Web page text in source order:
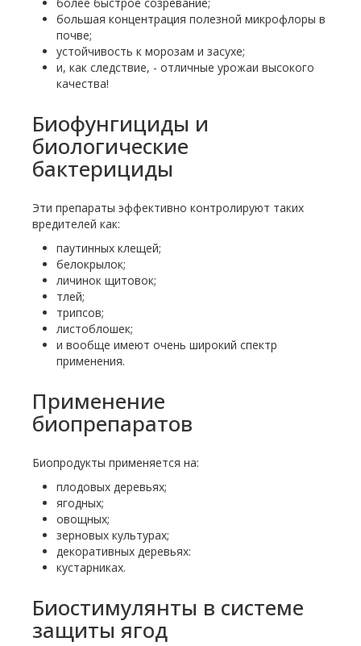
более быстрое созревание;
большая концентрация полезной микрофлоры в
почве;
устойчивость к морозам и засухе;
и, как следствие, - отличные урожаи высокого
качества!
Биофунгициды и
биологические
бактерициды
Эти препараты эффективно контролируют таких
вредителей как:
паутинных клещей;
белокрылок;
личинок щитовок;
тлей;
трипсов;
листоблошек;
и вообще имеют очень широкий спектр
применения.
Применение
биопрепаратов
Биопродукты применяется на:
плодовых деревьях;
ягодных;
овощных;
зерновых культурах;
декоративных деревьях:
кустарниках.
Биостимулянты в системе
защиты ягод